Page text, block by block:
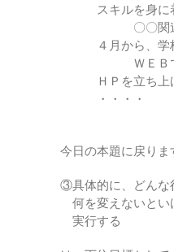
スキルを身に着
〇〇関連の
４月から、学校
ＷＥＢで学
ＨＰを立ち上げ
・・・・
今日の本題に戻りま
③具体的に、どんな
何を変えないとい
実行する